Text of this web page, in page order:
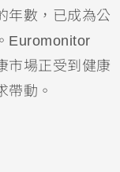
年數，已成為公
Euromonitor
市場正受到健康
帶動。